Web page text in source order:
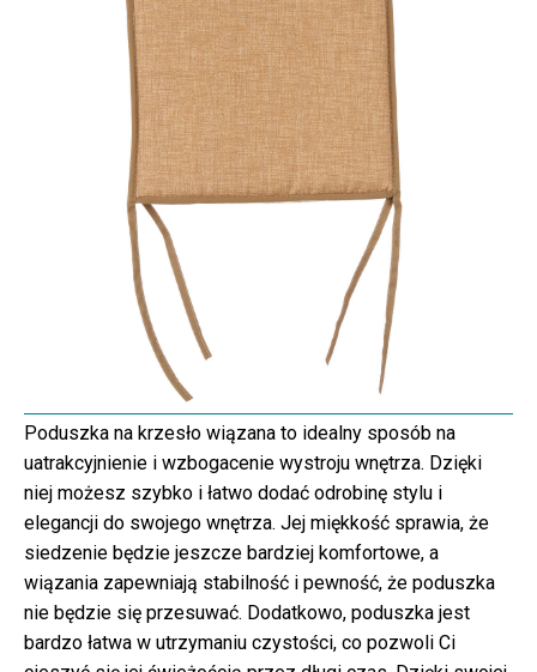
Poduszka na krzesło wiązana to idealny sposób na
uatrakcyjnienie i wzbogacenie wystroju wnętrza. Dzięki
niej możesz szybko i łatwo dodać odrobinę stylu i
elegancji do swojego wnętrza. Jej miękkość sprawia, że
siedzenie będzie jeszcze bardziej komfortowe, a
wiązania zapewniają stabilność i pewność, że poduszka
nie będzie się przesuwać. Dodatkowo, poduszka jest
bardzo łatwa w utrzymaniu czystości, co pozwoli Ci